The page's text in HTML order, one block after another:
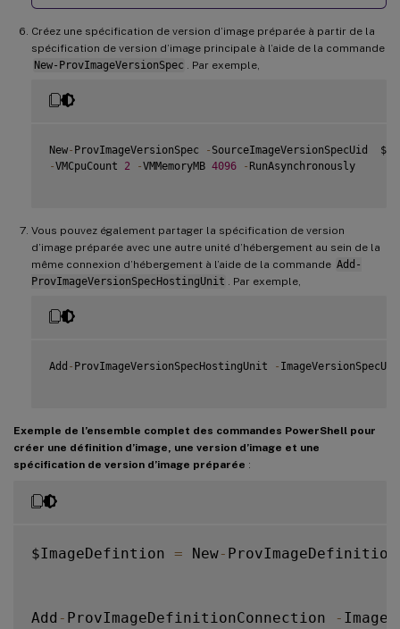
Créez une spécification de version d’image préparée à partir de la
spécification de version d’image principale à l’aide de la commande
New-ProvImageVersionSpec
. Par exemple,
New- ProvImageVersionSpec - SourceImageVersionSpecUid
-VMCpuCount 2 -VMMemoryMB 4096 - RunAsynchronously
Vous pouvez également partager la spécification de version
d’image préparée avec une autre unité d’hébergement au sein de la
même connexion d’hébergement à l’aide de la commande Add-
ProvImageVersionSpecHostingUnit
. Par exemple,
Add - ProvImageVersionSpecHostingUnit -
Exemple de l’ensemble complet des commandes PowerShell pour
créer une définition d’image, une version d’image et une
spécification de version d’image préparée :
$ImageDefintion = New-
Add - ProvImageDefinitionConnection -